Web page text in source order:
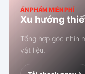
ẤN PHẨM MIỄN PHÍ
Xu hướng
Tổng hợp góc nhìn
vật liệu.